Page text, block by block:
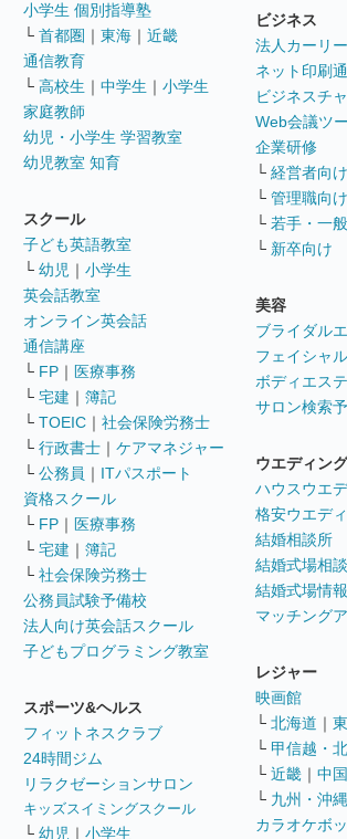
小学生 個別指導塾
└ 首都圏 ｜ 東海 ｜ 近畿
通信教育
└ 高校生 ｜ 中学生 ｜ 小学生
家庭教師
幼児・小学生 学習教室
幼児教室 知育
スクール
子ども英語教室
└ 幼児 ｜ 小学生
英会話教室
オンライン英会話
通信講座
└ FP ｜ 医療事務
└ 宅建 ｜ 簿記
└ TOEIC ｜ 社会保険労務士
└ 行政書士 ｜ ケアマネジャー
└ 公務員 ｜ ITパスポート
資格スクール
└ FP ｜ 医療事務
└ 宅建 ｜ 簿記
└ 社会保険労務士
公務員試験予備校
法人向け英会話スクール
子どもプログラミング教室
スポーツ&ヘルス
フィットネスクラブ
24時間ジム
リラクゼーションサロン
キッズスイミングスクール
└ 幼児 ｜ 小学生
ビジネス
法人カーリ
ネット印刷
ビジネスチ
Web会議ツ
企業研修
└ 経営者向け
└ 管理職向け
└ 若手・一
└ 新卒向け
美容
ブライダル
フェイシャ
ボディエステ
サロン検索
ウエディング
ハウスウエ
格安ウエデ
結婚相談所
結婚式場相
結婚式場情
マッチング
レジャー
映画館
└ 北海道 ｜
└ 甲信越・
└ 近畿 ｜ 中
└ 九州・沖縄
カラオケボ